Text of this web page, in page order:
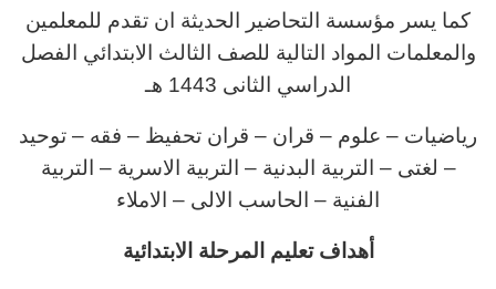
كما يسر مؤسسة التحاضير الحديثة ان تقدم للمعلمين
والمعلمات المواد التالية للصف الثالث الابتدائي الفصل
الدراسي الثانى 1443 هـ
رياضيات – علوم – قران – قران تحفيظ – فقه – توحيد
– لغتى – التربية البدنية – التربية الاسرية – التربية
الفنية – الحاسب الالى – الاملاء
أهداف تعليم المرحلة الابتدائية